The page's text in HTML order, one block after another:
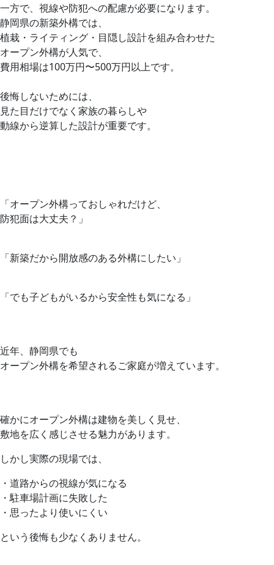
一方で、視線や防犯への配慮が必要になります。
静岡県の新築外構では、
植栽・ライティング・目隠し設計を組み合わせた
オープン外構が人気で、
費用相場は100万円〜500万円以上です。
後悔しないためには、
見た目だけでなく家族の暮らしや
動線から逆算した設計が重要です。
「オープン外構っておしゃれだけど、
防犯面は大丈夫？」
「新築だから開放感のある外構にしたい」
「でも子どもがいるから安全性も気になる」
近年、静岡県でも
オープン外構を希望されるご家庭が増えています。
確かにオープン外構は建物を美しく見せ、
敷地を広く感じさせる魅力があります。
しかし実際の現場では、
・道路からの視線が気になる
・駐車場計画に失敗した
・思ったより使いにくい
という後悔も少なくありません。